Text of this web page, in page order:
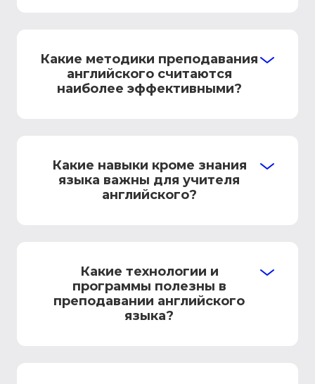
Какие методики преподавания
английского считаются
наиболее эффективными?
Какие навыки кроме знания
языка важны для учителя
английского?
Какие технологии и
программы полезны в
преподавании английского
языка?